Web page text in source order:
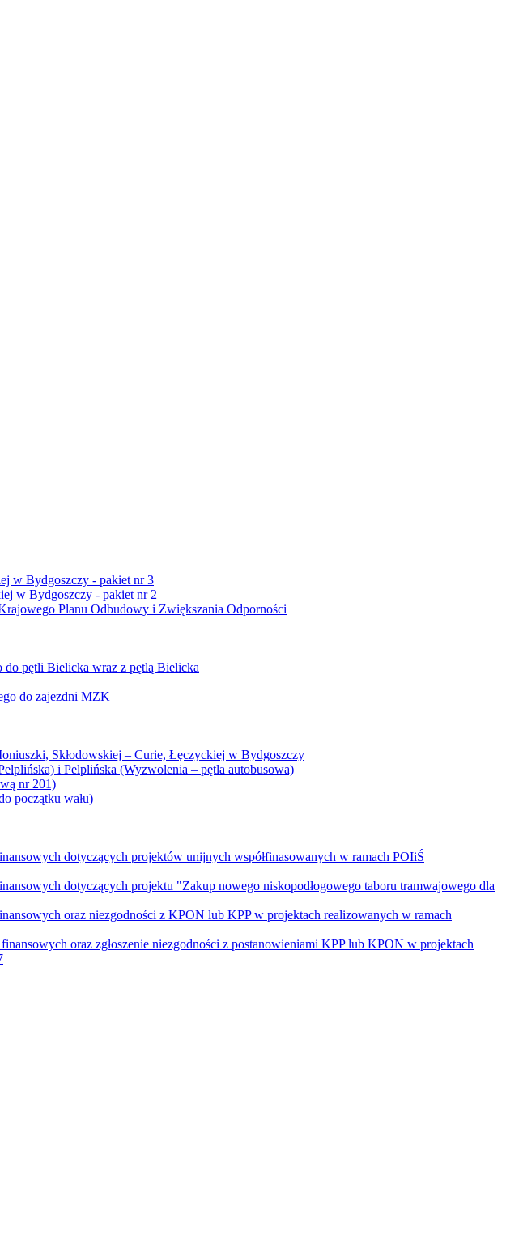
w Bydgoszczy - pakiet nr 3
w Bydgoszczy - pakiet nr 2
Planu Odbudowy i Zwiększania Odporności
pętli Bielicka wraz z pętlą Bielicka
do zajezdni MZK
Skłodowskiej – Curie, Łęczyckiej w Bydgoszczy
i Pelplińska (Wyzwolenia – pętla autobusowa)
nr 201)
początku wału)
dotyczących projektów unijnych współfinasowanych w ramach POIiŚ
dotyczących projektu "Zakup nowego niskopodłogowego taboru tramwajowego dla
oraz niezgodności z KPON lub KPP w projektach realizowanych w ramach
oraz zgłoszenie niezgodności z postanowieniami KPP lub KPON w projektach